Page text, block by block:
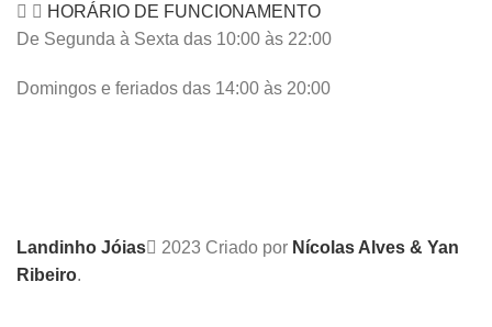
HORÁRIO DE FUNCIONAMENTO
De Segunda à Sexta das 10:00 às 22:00
Domingos e feriados das 14:00 às 20:00
Landinho Jóias 2023 Criado por Nícolas Alves & Yan
Ribeiro.